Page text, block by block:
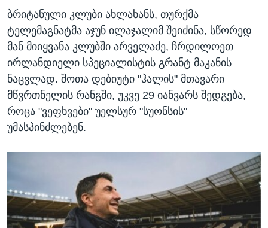
ბრიტანული კლუბი ახლახანს, თურქმა
ტელემაგნატმა აჯუნ ილაჯალიმ შეიძინა, სწორედ
მან მიიყვანა კლუბში არველაძე, ჩრდილოეთ
ირლანდიელი სპეციალისტის გრანტ მაკანის
ნაცვლად. შოთა დებიუტი "ჰალის" მთავარი
მწვრთნელის რანგში, უკვე 29 იანვარს შედგება,
როცა "ვეფხვები" უელსურ "სუონსის"
უმასპინძლებენ.